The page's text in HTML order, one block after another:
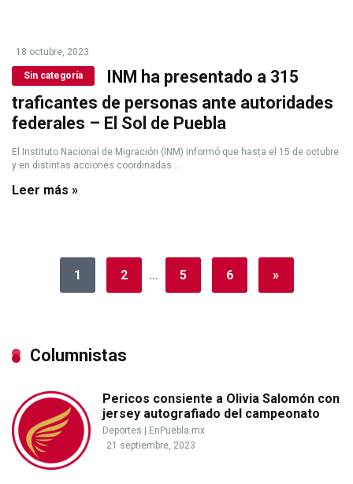
18 octubre, 2023
Sin categoría
INM ha presentado a 315
traficantes de personas ante autoridades
federales – El Sol de Puebla
El Instituto Nacional de Migración (INM) informó que hasta el 15 de octubre
y en distintas acciones coordinadas ...
Leer más »
1 2 … 5 6 »
Columnistas
Pericos consiente a Olivia Salomón con
jersey autografiado del campeonato
Deportes
EnPuebla.mx
21 septiembre, 2023